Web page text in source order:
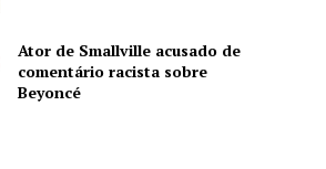
Ator de Smallville acusado de
comentário racista sobre
Beyoncé